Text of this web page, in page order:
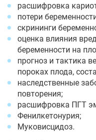
расшифровка
потери
скрининги
оценка влияния
беременности на
прогноз и тактика
пороках плода,
наследственные
повторения;
расшифровка ПГТ
Фенилкетонурия;
Муковисцидоз.